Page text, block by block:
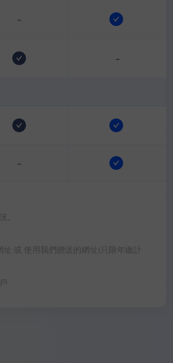
-
-
-
。
或 使用我們贈送的網址(只限年繳計